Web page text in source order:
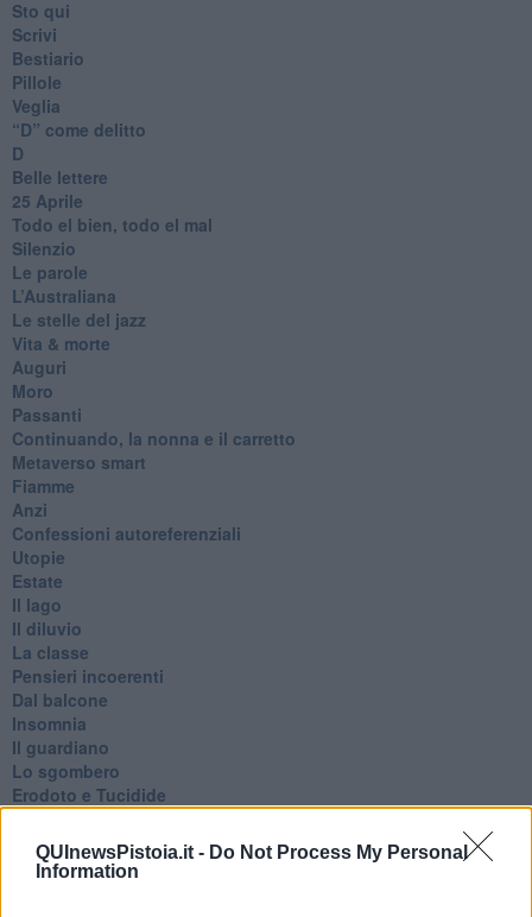
QUInewsPistoia.it - Do Not Process My Personal
Information
Sto qui
Scrivi
Bestiario
Pillole
Veglia
​“D” come delitto
D
Belle lettere
25 Aprile
Todo el bien, todo el mal
Silenzio
Le parole
​L’Australiana
Le stelle del jazz
Vita & morte
Auguri
Moro
Passanti
Continuando, la nonna e il carretto
Metaverso smart
Fiamme
Anzi
Confessioni autoreferenziali
Utopie
Estate
Il lago
Il diluvio
La classe
Pensieri incoerenti
Dal balcone
Insomnia
Il guardiano
Lo sgombero
Erodoto e Tucidide
Pensieri brevi
L'evoluzione della specie